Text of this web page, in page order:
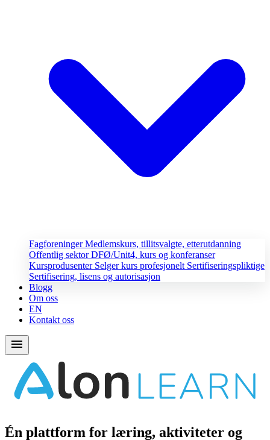
FagforeningerMedlemskurs, tillitsvalgte, etterutdanning
Offentlig sektorDFØ/Unit4, kurs og konferanser
Kursprodusenter Selger kurs profesjonelt Sertifiseringspliktige
Sertifisering, lisens og autorisasjon
Blogg
Om oss
EN
Kontakt oss
menu
Én plattform for læring, aktiviteter og